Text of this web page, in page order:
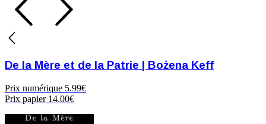
De la Mère et de la Patrie | Bożena Keff
Prix numérique 5.99€
Prix papier14.00€